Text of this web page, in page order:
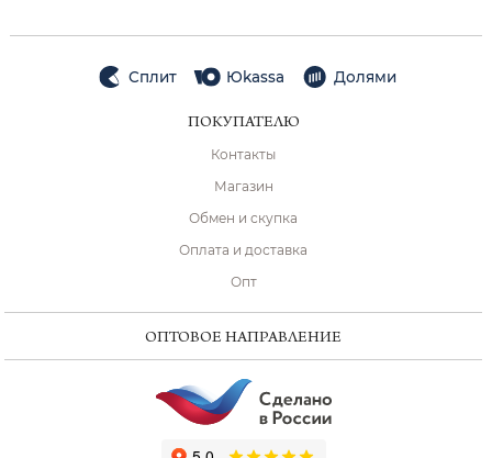
Сплит Юkassa Долями
ПОКУПАТЕЛЮ
Контакты
Магазин
Обмен и скупка
Оплата и доставка
Опт
ОПТОВОЕ НАПРАВЛЕНИЕ